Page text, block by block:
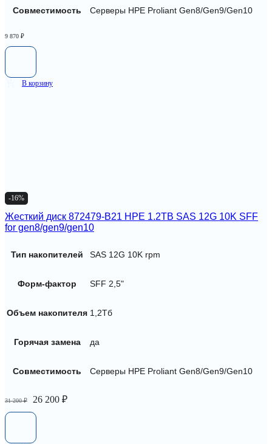
Совместимость Серверы HPE Proliant Gen8/Gen9/Gen10
9 870 ₽
В корзину
-16%
Жесткий диск 872479-B21 HPE 1.2TB SAS 12G 10K SFF
for gen8/gen9/gen10
Тип накопителей SAS 12G 10K rpm
Форм-фактор SFF 2,5"
Объем накопителя 1,2Тб
Горячая замена да
Совместимость Серверы HPE Proliant Gen8/Gen9/Gen10
31 200₽
Первоначальная
цена
31
26 200 ₽Текущая